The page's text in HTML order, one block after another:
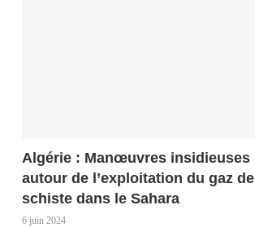
Algérie : Manœuvres insidieuses
autour de l’exploitation du gaz de
schiste dans le Sahara
6 juin 2024